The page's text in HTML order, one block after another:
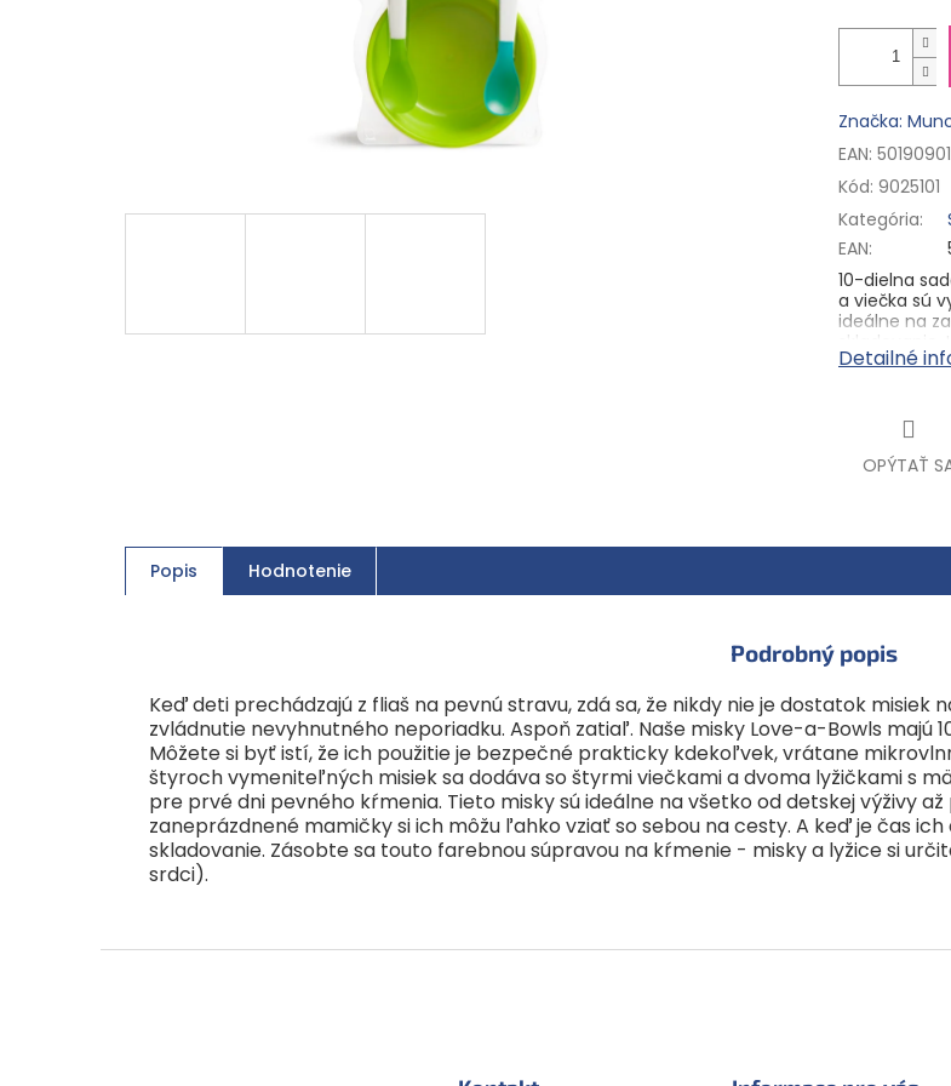
Značka:
EAN:
Kód: 9025101
Kategória:
EAN:
10-dielna
a viečka sú
ideálne na
Detailné
OPÝTAŤ
Popis Hodnotenie
Podrobný popis
Keď deti prechádzajú z fliaš na pevnú stravu, zdá sa, že nikdy nie je dostatok
zvládnutie nevyhnutného neporiadku. Aspoň zatiaľ. Naše misky Love-a-Bowls majú
Môžete si byť istí, že ich použitie je bezpečné prakticky kdekoľvek, vrátane
štyroch vymeniteľných misiek sa dodáva so štyrmi viečkami a dvoma lyžičkami s
pre prvé dni pevného kŕmenia. Tieto misky sú ideálne na všetko od detskej výživy
zaneprázdnené mamičky si ich môžu ľahko vziať so sebou na cesty. A keď je čas
skladovanie. Zásobte sa touto farebnou súpravou na kŕmenie - misky a lyžice si
srdci).